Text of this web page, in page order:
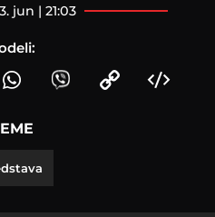
jun | 21:03